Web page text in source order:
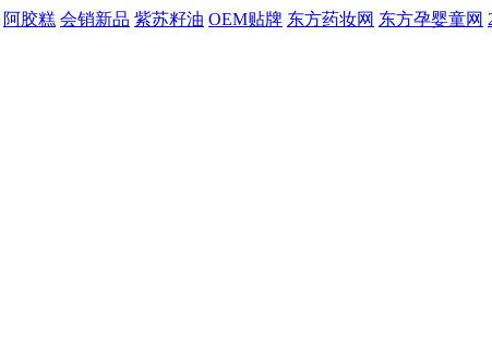
阿胶糕 会销新品 紫苏籽油 OEM贴牌 东方药妆网 东方孕婴童网